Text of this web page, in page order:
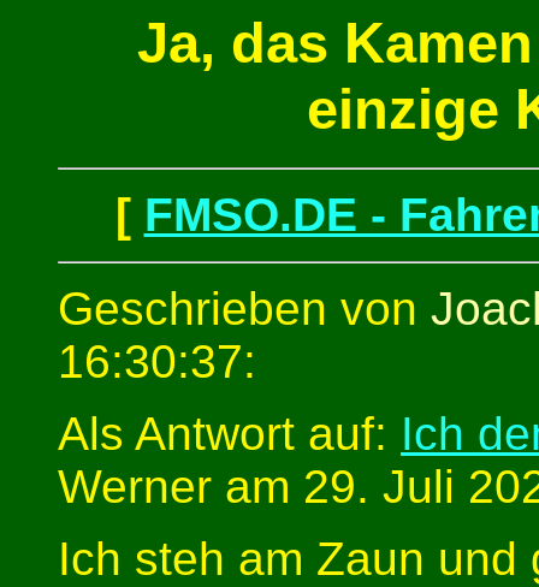
Ja, das
einzige
[ FMSO.DE -
Geschrieben von
16:30:37:
Als Antwort auf: Ich
Werner am 29. Juli
Ich steh am Zaun und